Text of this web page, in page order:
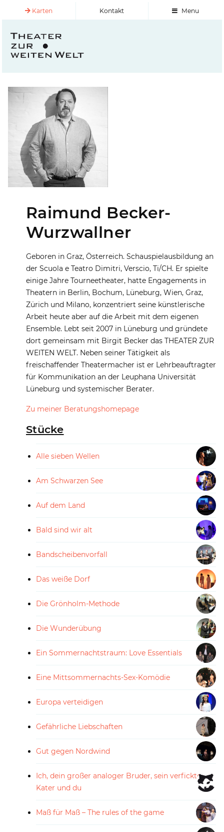
Karten Kontakt Menu
Raimund Becker-
Wurzwallner
Geboren in Graz, Österreich. Schauspielausbildung an
der Scuola e Teatro Dimitri, Verscio, Ti/CH. Er spielte
einige Jahre Tourneetheater, hatte Engagements in
Theatern in Berlin, Bochum, Lüneburg, Wien, Graz,
Zürich und Milano, konzentriert seine künstlerische
Arbeit heute aber auf die Arbeit mit dem eigenen
Ensemble. Lebt seit 2007 in Lüneburg und gründete
dort gemeinsam mit Birgit Becker das THEATER ZUR
WEITEN WELT. Neben seiner Tätigkeit als
freischaffender Theatermacher ist er Lehrbeauftragter
für Kommunikation an der Leuphana Universität
Lüneburg und systemischer Berater.
Zu meiner Beratungshomepage
Stücke
Alle sieben Wellen
Am Schwarzen See
Auf dem Land
Bald sind wir alt
Bandscheibenvorfall
Das weiße Dorf
Die Grönholm-Methode
Die Wunderübung
Ein Sommernachtstraum: Love Essentials
Eine Mittsommernachts-Sex-Komödie
Europa verteidigen
Gefährliche Liebschaften
Gut gegen Nordwind
Ich, dein großer analoger Bruder, sein verfickter
Kater und du
Maß für Maß – The rules of the game